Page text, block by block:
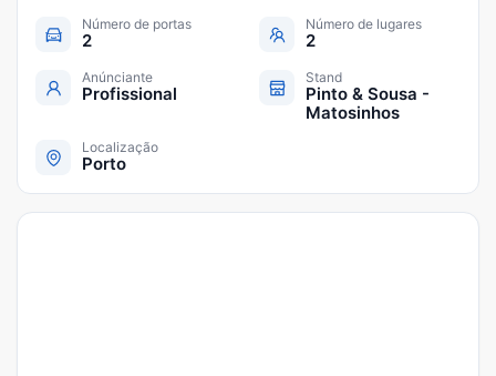
Número de portas
2
Número de lugares
2
Anúnciante
Profissional
Stand
Pinto & Sousa -
Matosinhos
Localização
Porto